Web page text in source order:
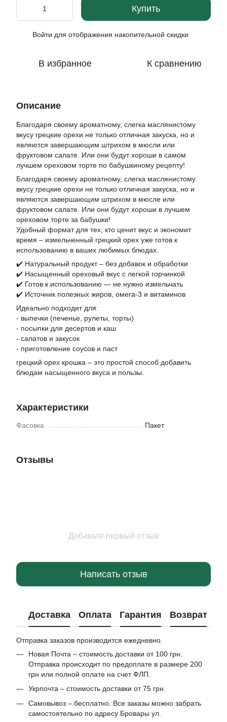
Купить
Войти для отображения накопительной скидки
В избранное К сравнению
Описание
Благодаря своему ароматному, слегка маслянистому
вкусу грецкие орехи не только отличная закуска, но и
являются завершающим штрихом в мюсли или
фруктовом салате. Или они будут хороши в самом
лучшем ореховом торте по бабушкиному рецепту!
Благодаря своему ароматному, слегка маслянистому
вкусу грецкие орехи не только отличная закуска, но и
являются завершающим штрихом в мюсле или
фруктовом салате. Или они будут хороши в лучшем
ореховом торте за бабушки!
Удобный формат для тех, кто ценит вкус и экономит
время – измельченный грецкий орех уже готов к
использованию в ваших любимых блюдах.
✔️ Натуральный продукт – без добавок и обработки
✔️ Насыщенный ореховый вкус с легкой горчинкой
✔️ Готов к использованию — не нужно измельчать
✔️ Источник полезных жиров, омега-3 и витаминов
Идеально подходит для:
- выпечки (печенье, рулеты, торты)
- посыпки для десертов и каш
- салатов и закусок
- приготовление соусов и паст
грецкий орех крошка – это простой способ добавить
блюдам насыщенного вкуса и пользы.
Характеристики
Фасовка Пакет
Отзывы
Добавьте первый отзыв
Написать отзыв
Доставка Оплата Гарантия Возврат
Отправка заказов производится ежедневно.
Новая Почта – стоимость доставки от 100 грн.
Отправка происходит по предоплате в размере 200
грн или полной оплате на счет ФЛП.
Укрпочта – стоимость доставки от 75 грн.
Самовывоз – бесплатно. Все заказы можно забрать
самостоятельно по адресу Бровары ул.